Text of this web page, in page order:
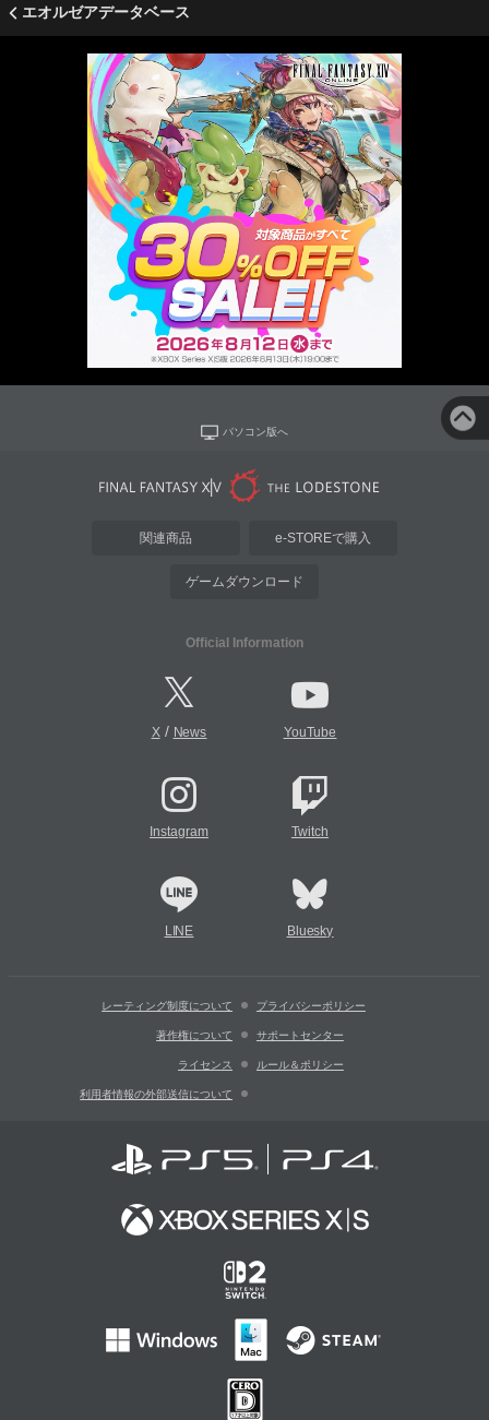
エオルゼアデータベース
パソコン版へ
関連商品 e-STOREで購入
ゲームダウンロード
Official Information
X/ News YouTube
Instagram Twitch
LINE Bluesky
レーティング制度について プライバシーポリシー
著作権について サポートセンター
ライセンス ルール＆ポリシー
利用者情報の外部送信について